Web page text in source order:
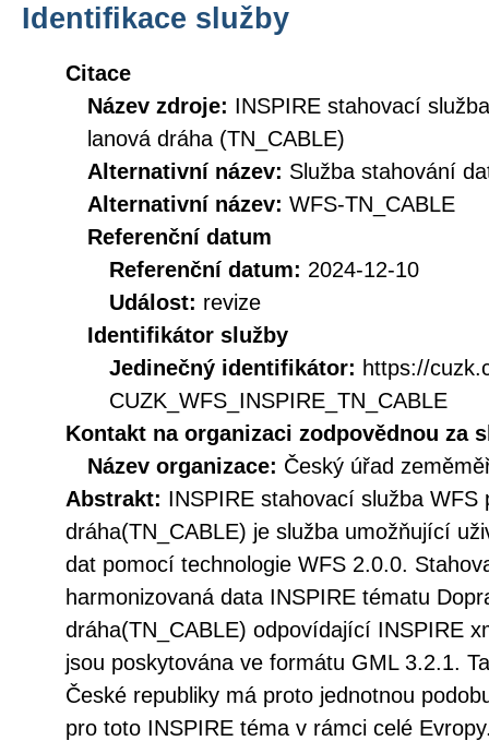
Identifikace služby
Citace
Název zdroje: INSPIRE stahovací
lanová dráha (TN_CABLE)
Alternativní název: Služba stahování
Alternativní název: WFS-TN_CABLE
Referenční datum
Referenční datum: 2024-12-10
Událost: revize
Identifikátor služby
Jedinečný identifikátor: https://
CUZK_WFS_INSPIRE_TN_CABLE
Kontakt na organizaci zodpovědnou za
Název organizace: Český úřad
Abstrakt: INSPIRE stahovací služba
dráha(TN_CABLE) je služba umožňující
dat pomocí technologie WFS 2.0.0.
harmonizovaná data INSPIRE tématu
dráha(TN_CABLE) odpovídající INSPIRE
jsou poskytována ve formátu GML 3.2.1.
České republiky má proto jednotnou
pro toto INSPIRE téma v rámci celé